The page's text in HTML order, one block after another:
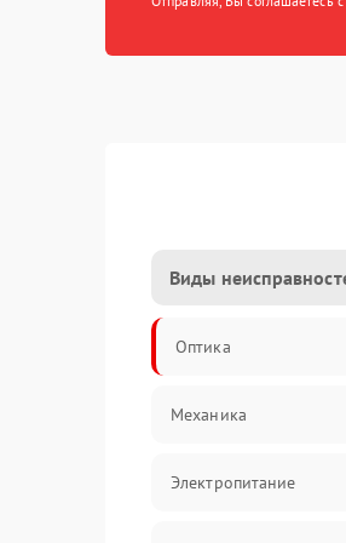
Виды
Оптика
Механика
Электропитание